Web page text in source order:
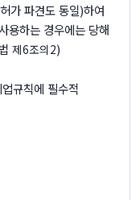
가 파견도 동일)하여
용하는 경우에는 당해
제6조의2)
규칙에 필수적